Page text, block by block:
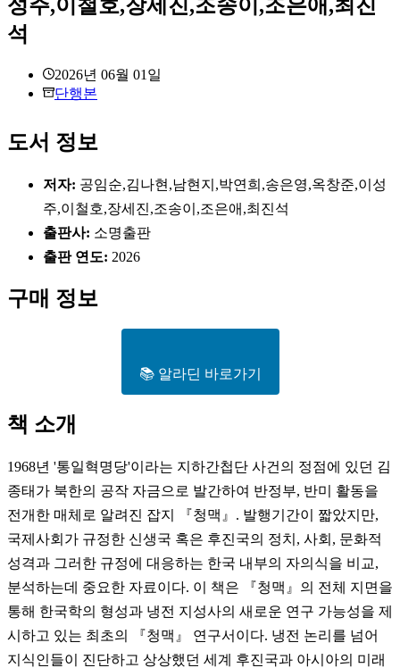
성주,이철호,장세진,조송이,조은애,최진
석
2026년 06월 01일
단행본
도서 정보
저자: 공임순,김나현,남현지,박연희,송은영,옥창준,이성
주,이철호,장세진,조송이,조은애,최진석
출판사: 소명출판
출판 연도: 2026
구매 정보
📚 알라딘 바로가기
책 소개
1968년 '통일혁명당'이라는 지하간첩단 사건의 정점에 있던 김
종태가 북한의 공작 자금으로 발간하여 반정부, 반미 활동을
전개한 매체로 알려진 잡지 『청맥』. 발행기간이 짧았지만,
국제사회가 규정한 신생국 혹은 후진국의 정치, 사회, 문화적
성격과 그러한 규정에 대응하는 한국 내부의 자의식을 비교,
분석하는데 중요한 자료이다. 이 책은 『청맥』의 전체 지면을
통해 한국학의 형성과 냉전 지성사의 새로운 연구 가능성을 제
시하고 있는 최초의 『청맥』 연구서이다. 냉전 논리를 넘어
지식인들이 진단하고 상상했던 세계 후진국과 아시아의 미래